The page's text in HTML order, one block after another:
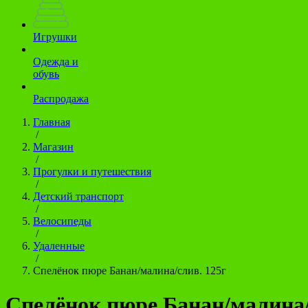
Игрушки
Одежда и
обувь
Распродажа
Главная
/
Магазин
/
Прогулки и путешествия
/
Детский транспорт
/
Велосипеды
/
Удаленные
/
Спелёнок пюре Банан/малина/слив. 125г